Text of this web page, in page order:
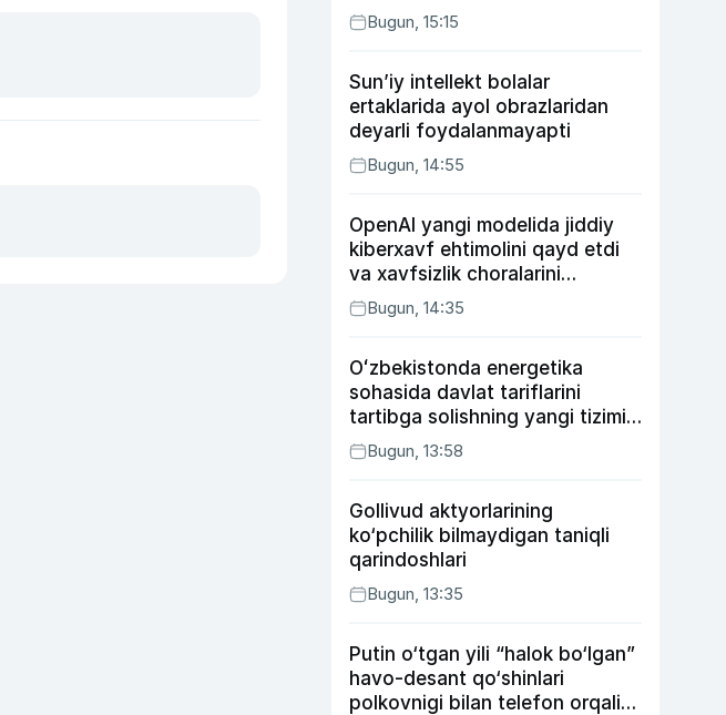
oshirishni nazarda tutuvchi
qonunni ma’qulladi
Bugun, 15:15
Sun’iy intellekt bolalar
ertaklarida ayol obrazlaridan
deyarli foydalanmayapti
Bugun, 14:55
OpenAI yangi modelida jiddiy
kiberxavf ehtimolini qayd etdi
va xavfsizlik choralarini
kuchaytirdi
Bugun, 14:35
Oʻzbekistonda energetika
sohasida davlat tariflarini
tartibga solishning yangi tizimi
joriy etildi
Bugun, 13:58
Gollivud aktyorlarining
ko‘pchilik bilmaydigan taniqli
qarindoshlari
Bugun, 13:35
Putin o‘tgan yili “halok bo‘lgan”
havo-desant qo‘shinlari
polkovnigi bilan telefon orqali